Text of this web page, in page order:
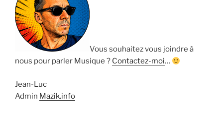
Vous souhaitez vous joindre à
nous pour parler Musique ? Contactez-moi…
Jean-Luc
Admin Mazik.info